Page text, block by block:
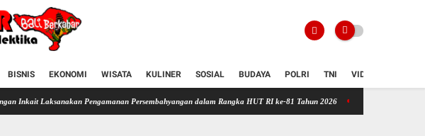
BISNIS EKONOMI WISATA KULINER SOSIAL BUDAYA POLRI TNI VIDIO
Pengamanan Persembahyangan dalam Rangka HUT RI ke-81 Tahun 2026 Silaturahmi Hangat Polres Bangli